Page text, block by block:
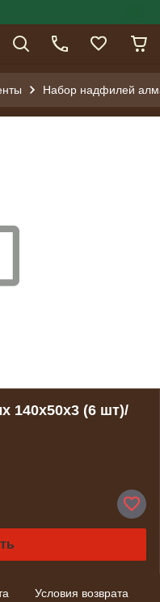
Набор надфилей
140х50х3 (6 шт)/
Условия возврата